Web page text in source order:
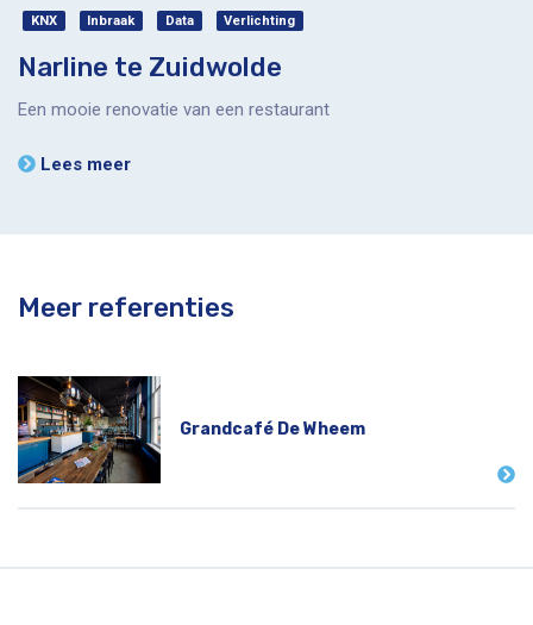
KNX Inbraak Data Verlichting
Narline te Zuidwolde
Een mooie renovatie van een restaurant
Lees meer
Meer referenties
Grandcafé De Wheem